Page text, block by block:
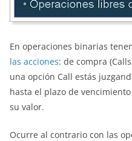
En operaciones binarias
las acciones: de compra
una opción Call estás
hasta el plazo de
su valor.
Ocurre al contrario con las